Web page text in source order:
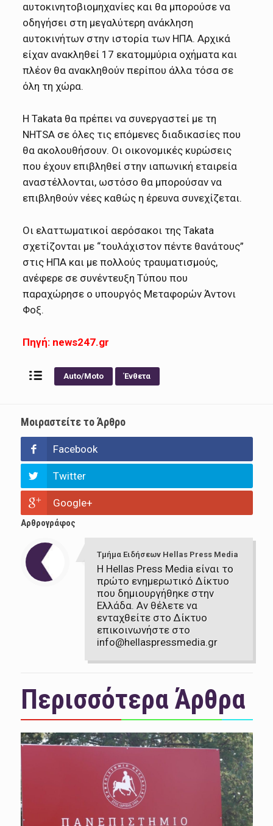
αυτοκινητοβιομηχανίες και θα μπορούσε να
οδηγήσει στη μεγαλύτερη ανάκληση
αυτοκινήτων στην ιστορία των ΗΠΑ. Αρχικά
είχαν ανακληθεί 17 εκατομμύρια οχήματα και
πλέον θα ανακληθούν περίπου άλλα τόσα σε
όλη τη χώρα.
Η Takata θα πρέπει να συνεργαστεί με τη
NHTSA σε όλες τις επόμενες διαδικασίες που
θα ακολουθήσουν. Οι οικονομικές κυρώσεις
που έχουν επιβληθεί στην ιαπωνική εταιρεία
αναστέλλονται, ωστόσο θα μπορούσαν να
επιβληθούν νέες καθώς η έρευνα συνεχίζεται.
Οι ελαττωματικοί αερόσακοι της Takata
σχετίζονται με “τουλάχιστον πέντε θανάτους”
στις ΗΠΑ και με πολλούς τραυματισμούς,
ανέφερε σε συνέντευξη Τύπου που
παραχώρησε ο υπουργός Μεταφορών Άντονι
Φοξ.
Πηγή: news247.gr
Auto/Moto Ένθετα
Μοιραστείτε το Άρθρο
Facebook
Twitter
Google+
Αρθρογράφος
Τμήμα Ειδήσεων Hellas Press Media
Η Hellas Press Media είναι το
πρώτο ενημερωτικό Δίκτυο
που δημιουργήθηκε στην
Ελλάδα. Αν θέλετε να
ενταχθείτε στο Δίκτυο
επικοινωνήστε στο
info@hellaspressmedia.gr
Περισσότερα Άρθρα